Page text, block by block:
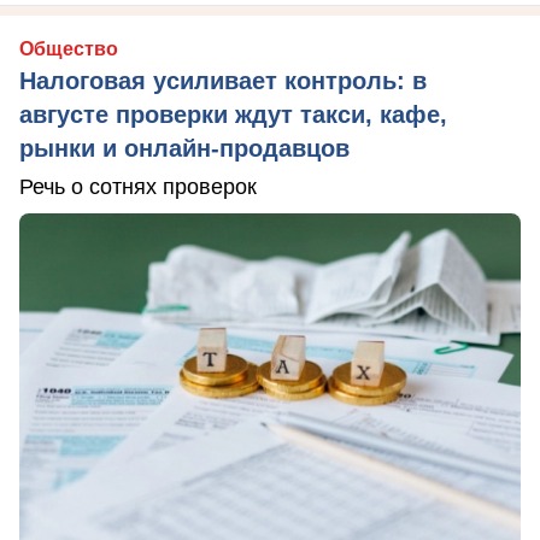
Общество
Налоговая усиливает контроль: в
августе проверки ждут такси, кафе,
рынки и онлайн-продавцов
Речь о сотнях проверок